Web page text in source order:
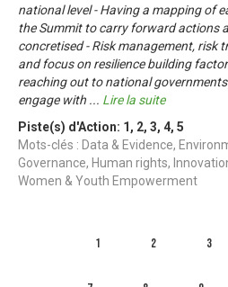
national level - Having a mapping of
the Summit to carry forward actions
concretised - Risk management, risk
and focus on resilience building
reaching out to national
engage with ... Lire la suite
Piste(s) d'Action: 1 , 2, 3, 4, 5
Mots-clés : Data & Evidence,
Governance, Human rights,
Women & Youth Empowerment
1 2 3